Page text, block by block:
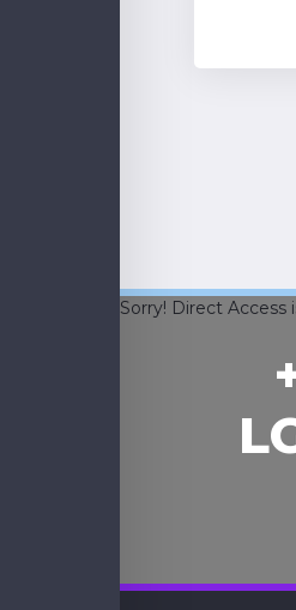
Sorry! Direct Access